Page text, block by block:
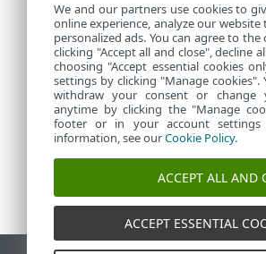
We and our partners use cookies to
online experience, analyze our
personalized ads. You can agree to
clicking "Accept all and close", decline
choosing "Accept essential cookies
settings by clicking "Manage cookies".
withdraw your consent or change
anytime by clicking the "Manage
footer or in your account settings
information, see ourCookie Policy.
ACCEPT ALL AND
ACCEPT ESSENTIAL